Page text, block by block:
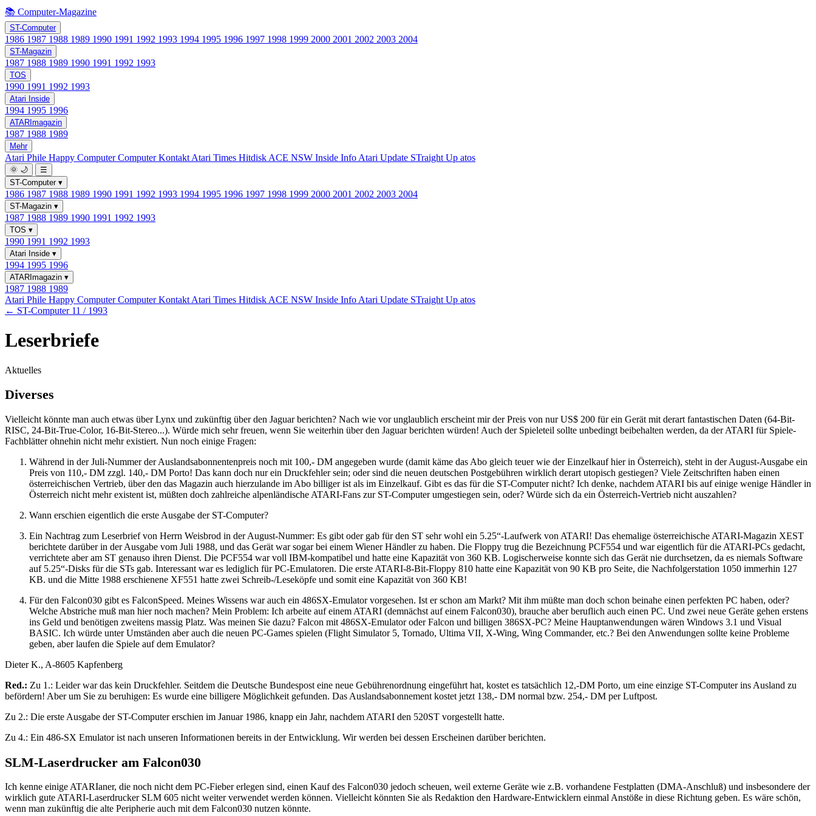
📚 Computer-Magazine
ST-Computer
1986 1987 1988 1989 1990 1991 1992 1993 1994 1995 1996 1997 1998 1999 2000 2001 2002 2003 2004
ST-Magazin
1987 1988 1989 1990 1991 1992 1993
TOS
1990 1991 1992 1993
Atari Inside
1994 1995 1996
ATARImagazin
1987 1988 1989
Mehr
Atari Phile Happy ComputerComputer Kontakt Atari Times Hitdisk ACE NSW Inside Info Atari Update STraight Up atos
🌞 🌙
☰
ST-Computer ▾
1986 1987 1988 1989 1990 1991 1992 1993 1994 1995 1996 1997 1998 1999 2000 2001 2002 2003 2004
ST-Magazin ▾
1987 1988 1989 1990 1991 1992 1993
TOS ▾
1990 1991 1992 1993
Atari Inside ▾
1994 1995 1996
ATARImagazin ▾
1987 1988 1989
Atari Phile Happy ComputerComputer Kontakt Atari Times Hitdisk ACE NSW Inside Info Atari Update STraight Up atos
← ST-Computer 11 / 1993
Leserbriefe
Aktuelles
Diverses
Vielleicht könnte man auch etwas über Lynx und zukünftig über den Jaguar berichten? Nach wie vor unglaublich erscheint mir der Preis von nur US$ 200 für ein Gerät mit derart fantastischen Daten (64-Bit-
RISC, 24-Bit-True-Color, 16-Bit-Stereo...). Würde mich sehr freuen, wenn Sie weiterhin über den Jaguar berichten würden! Auch der Spieleteil sollte unbedingt beibehalten werden, da der ATARI für Spiele-
Fachblätter ohnehin nicht mehr existiert. Nun noch einige Fragen:
Während in der Juli-Nummer der Auslandsabonnentenpreis noch mit 100,- DM angegeben wurde (damit käme das Abo gleich teuer wie der Einzelkauf hier in Österreich), steht in der August-Ausgabe ein
Preis von 110,- DM zzgl. 140,- DM Porto! Das kann doch nur ein Druckfehler sein; oder sind die neuen deutschen Postgebühren wirklich derart utopisch gestiegen? Viele Zeitschriften haben einen
österreichischen Vertrieb, über den das Magazin auch hierzulande im Abo billiger ist als im Einzelkauf. Gibt es das für die ST-Computer nicht? Ich denke, nachdem ATARI bis auf einige wenige Händler in
Österreich nicht mehr existent ist, müßten doch zahlreiche alpenländische ATARI-Fans zur ST-Computer umgestiegen sein, oder? Würde sich da ein Österreich-Vertrieb nicht auszahlen?
Wann erschien eigentlich die erste Ausgabe der ST-Computer?
Ein Nachtrag zum Leserbrief von Herrn Weisbrod in der August-Nummer: Es gibt oder gab für den ST sehr wohl ein 5.25“-Laufwerk von ATARI! Das ehemalige österreichische ATARI-Magazin XEST
berichtete darüber in der Ausgabe vom Juli 1988, und das Gerät war sogar bei einem Wiener Händler zu haben. Die Floppy trug die Bezeichnung PCF554 und war eigentlich für die ATARI-PCs gedacht,
verrichtete aber am ST genauso ihren Dienst. Die PCF554 war voll IBM-kompatibel und hatte eine Kapazität von 360 KB. Logischerweise konnte sich das Gerät nie durchsetzen, da es niemals Software
auf 5.25“-Disks für die STs gab. Interessant war es lediglich für PC-Emulatoren. Die erste ATARI-8-Bit-Floppy 810 hatte eine Kapazität von 90 KB pro Seite, die Nachfolgerstation 1050 immerhin 127
KB. und die Mitte 1988 erschienene XF551 hatte zwei Schreib-/Leseköpfe und somit eine Kapazität von 360 KB!
Für den Falcon030 gibt es FalconSpeed. Meines Wissens war auch ein 486SX-Emulator vorgesehen. Ist er schon am Markt? Mit ihm müßte man doch schon beinahe einen perfekten PC haben, oder?
Welche Abstriche muß man hier noch machen? Mein Problem: Ich arbeite auf einem ATARI (demnächst auf einem Falcon030), brauche aber beruflich auch einen PC. Und zwei neue Geräte gehen erstens
ins Geld und benötigen zweitens massig Platz. Was meinen Sie dazu? Falcon mit 486SX-Emulator oder Falcon und billigen 386SX-PC? Meine Hauptanwendungen wären Windows 3.1 und Visual
BASIC. Ich würde unter Umständen aber auch die neuen PC-Games spielen (Flight Simulator 5, Tornado, Ultima VII, X-Wing, Wing Commander, etc.? Bei den Anwendungen sollte keine Probleme
geben, aber laufen die Spiele auf dem Emulator?
Dieter K., A-8605 Kapfenberg
Red.: Zu 1.: Leider war das kein Druckfehler. Seitdem die Deutsche Bundespost eine neue Gebührenordnung eingeführt hat, kostet es tatsächlich 12,-DM Porto, um eine einzige ST-Computer ins Ausland zu
befördern! Aber um Sie zu beruhigen: Es wurde eine billigere Möglichkeit gefunden. Das Auslandsabonnement kostet jetzt 138,- DM normal bzw. 254,- DM per Luftpost.
Zu 2.: Die erste Ausgabe der ST-Computer erschien im Januar 1986, knapp ein Jahr, nachdem ATARI den 520ST vorgestellt hatte.
Zu 4.: Ein 486-SX Emulator ist nach unseren Informationen bereits in der Entwicklung. Wir werden bei dessen Erscheinen darüber berichten.
SLM-Laserdrucker am Falcon030
Ich kenne einige ATARIaner, die noch nicht dem PC-Fieber erlegen sind, einen Kauf des Falcon030 jedoch scheuen, weil externe Geräte wie z.B. vorhandene Festplatten (DMA-Anschluß) und insbesondere der
wirklich gute ATARI-Laserdrucker SLM 605 nicht weiter verwendet werden können. Vielleicht könnten Sie als Redaktion den Hardware-Entwicklern einmal Anstöße in diese Richtung geben. Es wäre schön,
wenn man zukünftig die alte Peripherie auch mit dem Falcon030 nutzen könnte.